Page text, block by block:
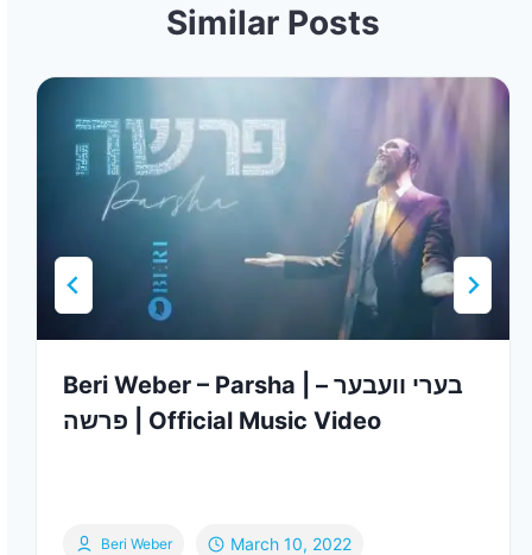
Similar Posts
Beri Weber – Parsha | בערי וועבער –
פרשה | Official Music Video
Beri Weber March 10, 2022